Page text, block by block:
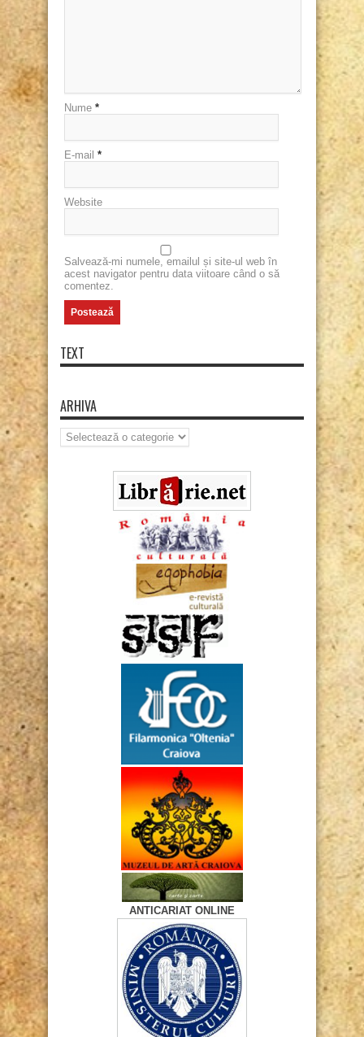
Nume *
E-mail *
Website
Salvează-mi numele, emailul și site-ul web în
acest navigator pentru data viitoare când o să
comentez.
TEXT
ARHIVA
Arhiva
ANTICARIAT ONLINE